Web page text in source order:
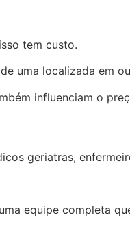
tem custo.
uma localizada em
influenciam o
geriatras,
equipe completa